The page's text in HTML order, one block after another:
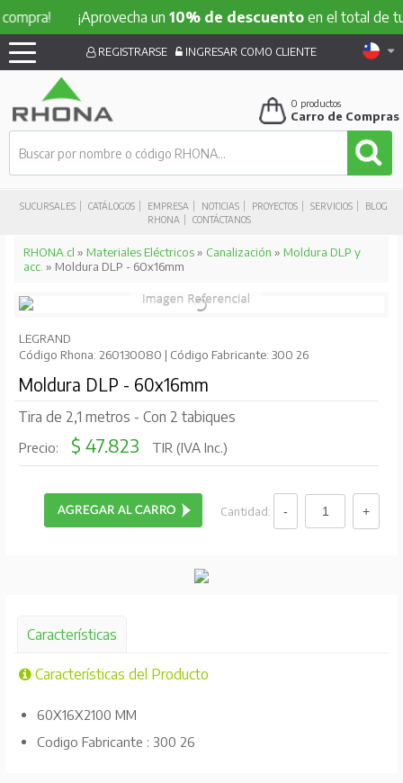
¡Aprovecha un 10% de descuentoen el total de
SUCURSALES CATÁLOGOS EMPRESA NOTICIAS PROYECTOS SERVICIOS
BLOG
RHONA
CONTÁCTANOS
REGISTRARSE INGRESAR COMO CLIENTE
0 productos
Carro de Compras
RHONA.cl » Materiales Eléctricos» Canalización » Moldura DLP y
acc. » Moldura DLP - 60x16mm
LEGRAND
Código Rhona: 260130080 | Código Fabricante: 300 26
Moldura DLP - 60x16mm
Tira de 2,1 metros - Con 2 tabiques
Precio: $ 47.823 TIR (IVA Inc.)
Cantidad:
Características
Características del Producto
60X16X2100 MM
Codigo Fabricante : 300 26